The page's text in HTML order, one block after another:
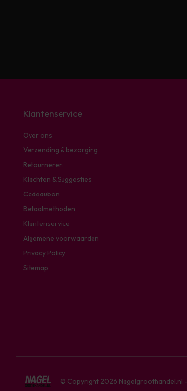
Klantenservice
Over ons
Verzending & bezorging
Retourneren
Klachten & Suggesties
Cadeaubon
Betaalmethoden
Klantenservice
Algemene voorwaarden
Privacy Policy
Sitemap
© Copyright 2026 Nagelgroothandel.nl